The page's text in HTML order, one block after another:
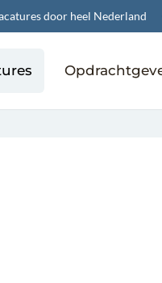
door heel Nederland